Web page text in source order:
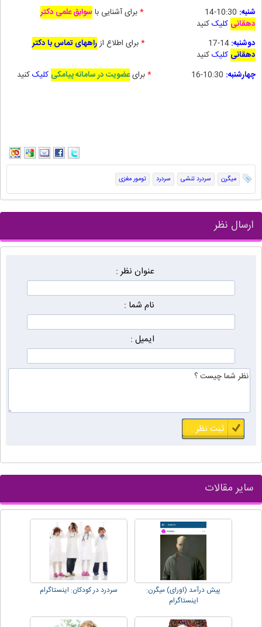
شنبه:
*برای آشنایی با سوابق علمی دکتر
دهقانی کلیککنید
دوشنبه:14-17
*برای اطلاع ازراههای تماس با دکتر
دهقانی کلیککنید
چهارشنبه:
*برایعضویت در سامانه پیامکی کلیککنید
میگرن سردرد تنشی سردرد تومور مغزی
ارسال نظر
عنوان نظر :
نام شما :
ایمیل :
سایر مقالات
پیش درآمد (اورای) میگرن:
اینستاگرام
سردرد در کودکان: اینستاگرام